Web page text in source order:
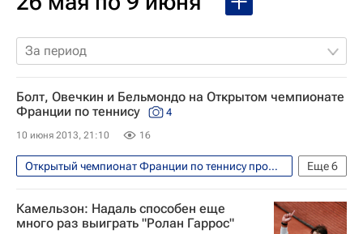
За период
Болт, Овечкин и Бельмондо на Открытом чемпионате
Франции по теннису
4
10 июня 2013, 21:10 16
Еще6
Открытый чемпионат Франции по теннису прошел с 26 мая по 9 июня
Фото
Теннис
Спорт
Рафаэль Надаль
Усэйн Болт
Камельзон: Надаль способен еще
много раз выиграть "Ролан Гаррос"